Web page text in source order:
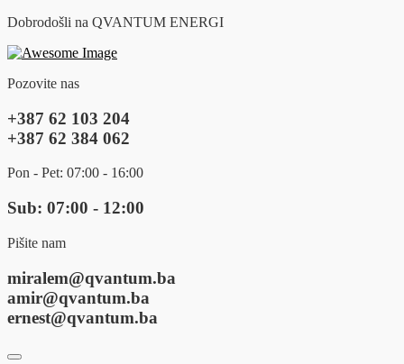
Dobrodošli na QVANTUM ENERGI
Pozovite nas
+387 62 103 204
+387 62 384 062
Pon - Pet: 07:00 - 16:00
Sub: 07:00 - 12:00
Pišite nam
miralem@qvantum.ba
amir@qvantum.ba
ernest@qvantum.ba